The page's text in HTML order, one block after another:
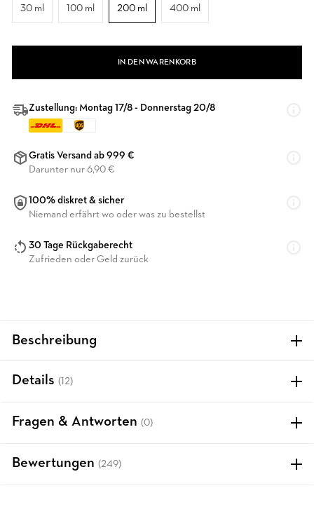
30 ml 100 ml 200 ml 400 ml
IN DEN WARENKORB
Zustellung: Montag 17/8 - Donnerstag 20/8
Gratis Versand ab 999 €
Darunter nur 6,90 €
100% diskret & sicher
Niemand erfährt wo oder was zu bestellst
30 Tage Rückgaberecht
Zufrieden oder Geld zurück
Beschreibung
Details (12)
Fragen & Antworten (0)
Bewertungen (249)